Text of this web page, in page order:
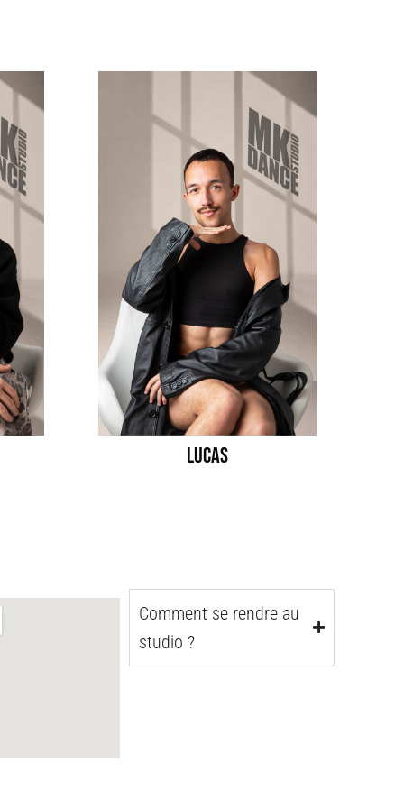
lucas
Comment se rendre au
studio ?